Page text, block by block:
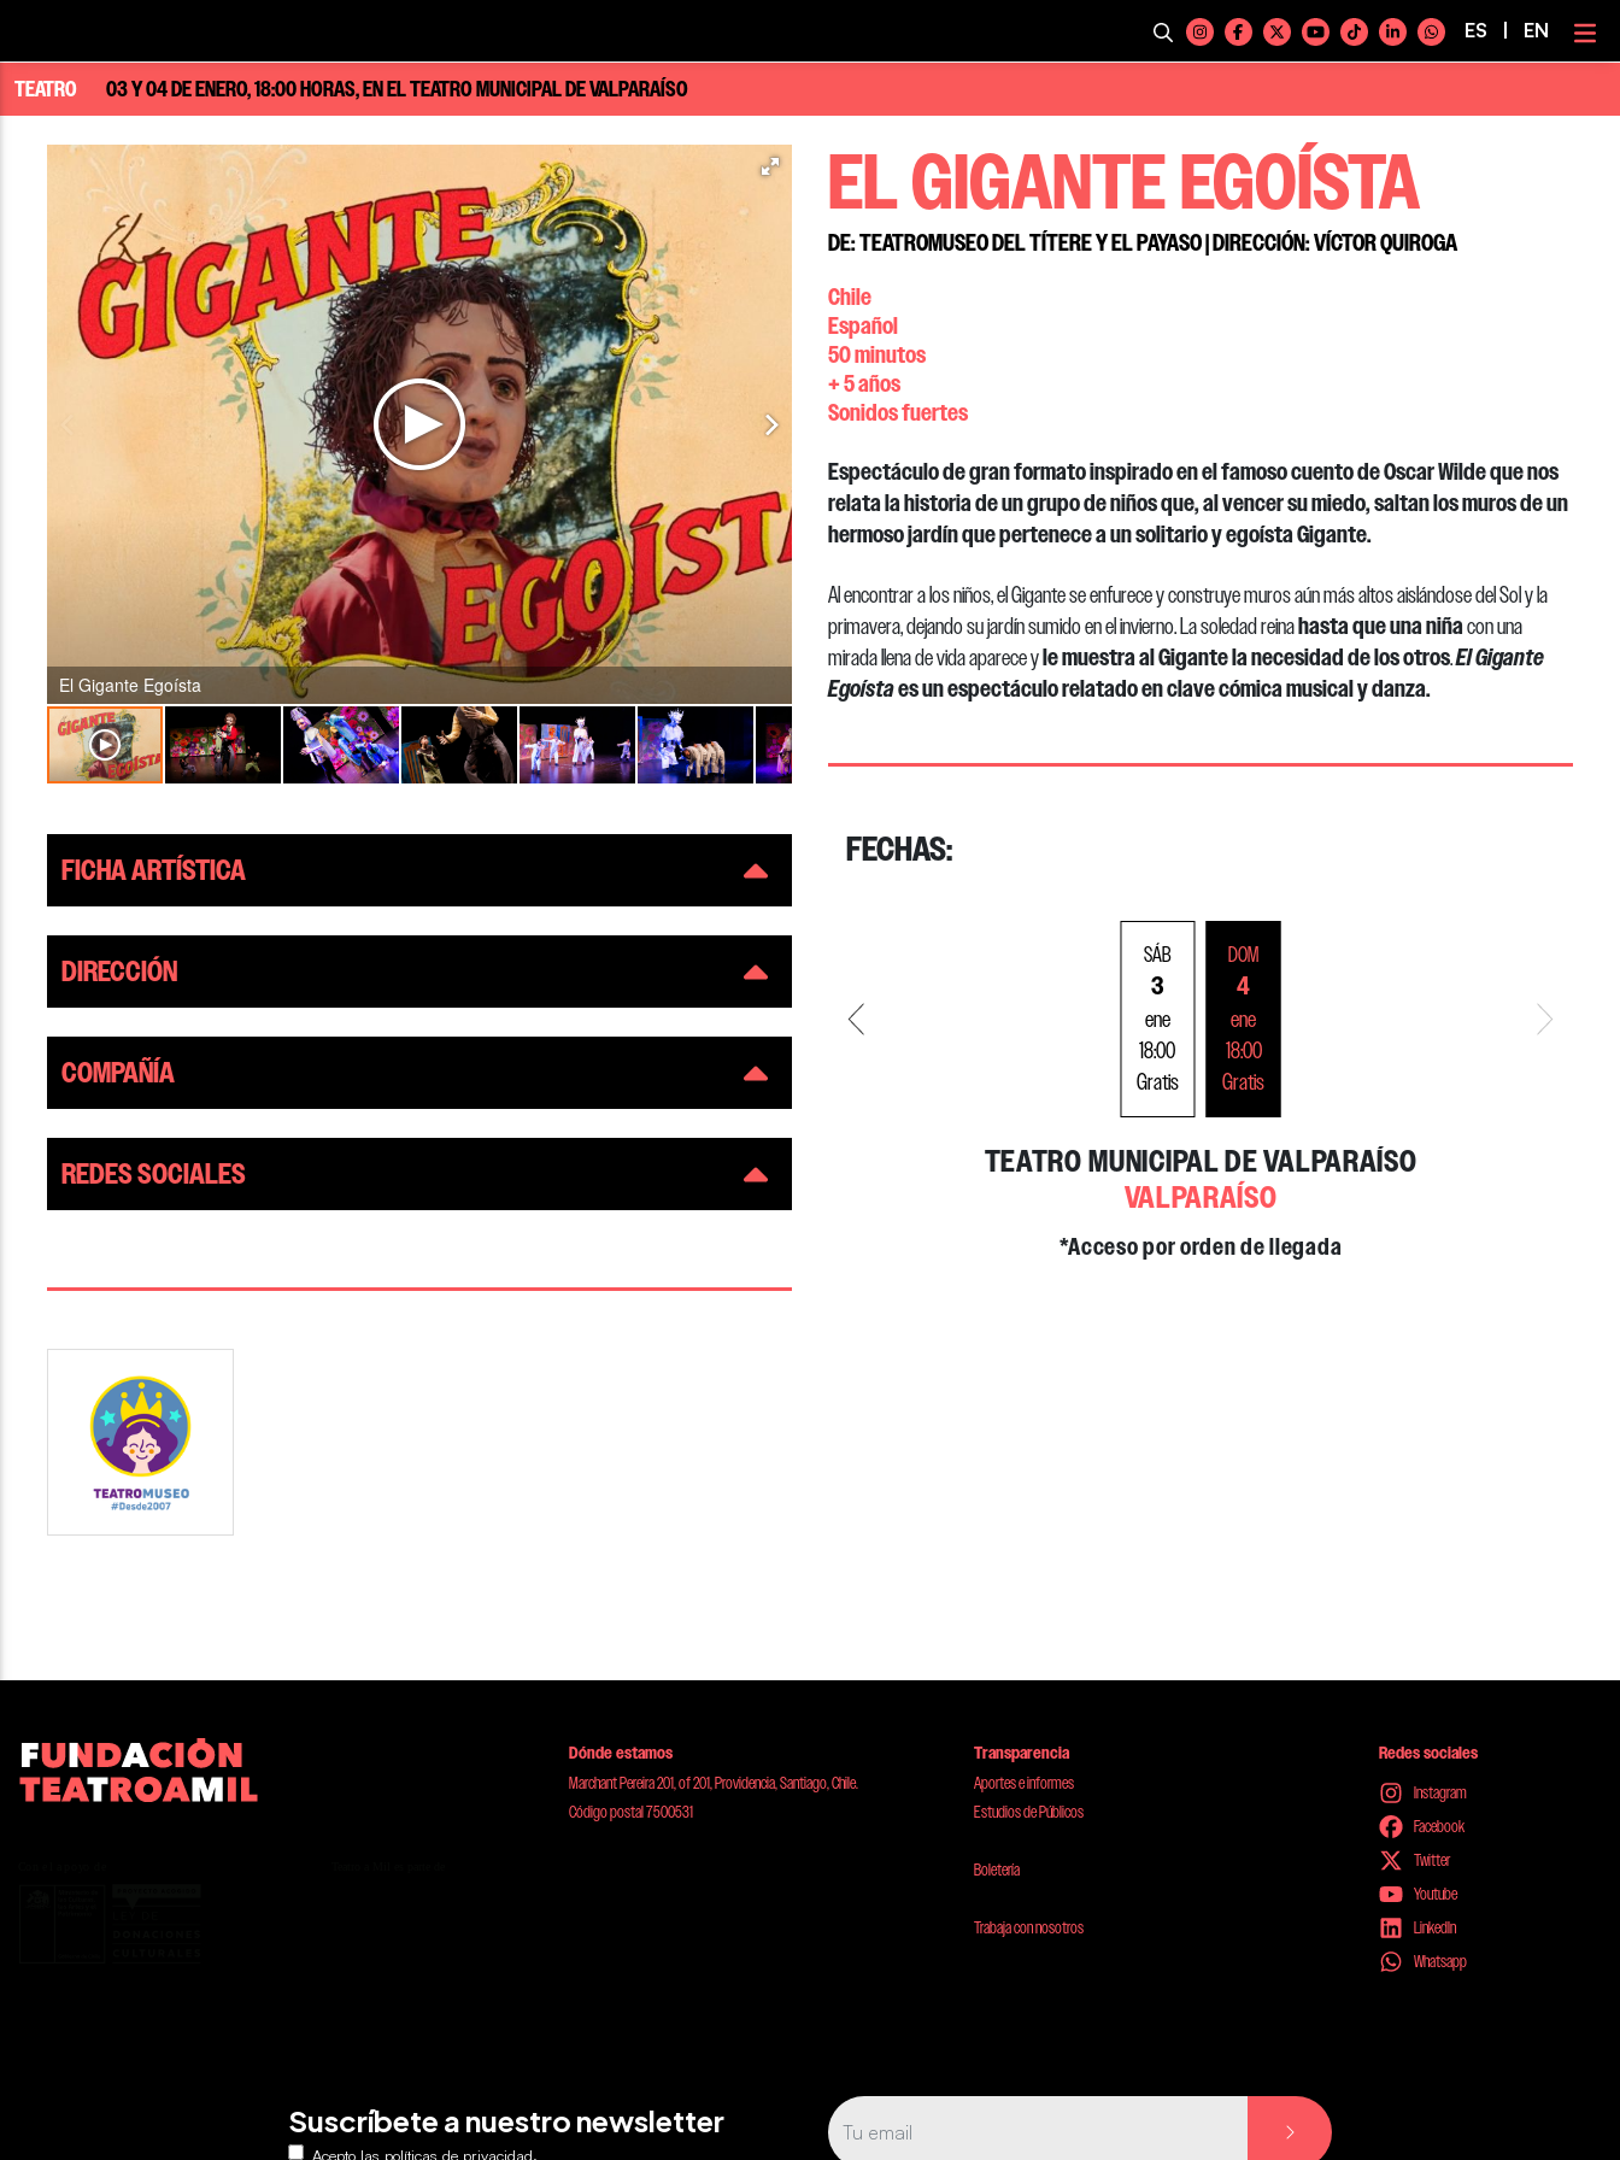
ES EN
TEATRO 03 Y 04 DE ENERO, 18:00 HORAS, EN EL TEATRO MUNICIPAL DE VALPARAÍSO
El Gigante Egoísta Vicente Armijo
FICHA ARTÍSTICA
DIRECCIÓN
COMPAÑÍA
REDES SOCIALES
EL GIGANTE EGOÍSTA
DE: TEATROMUSEO DEL TÍTERE Y EL PAYASO | DIRECCIÓN: VÍCTOR QUIROGA
Chile
Español
50 minutos
+ 5 años
Sonidos fuertes
Espectáculo de gran formato inspirado en el famoso cuento de Oscar Wilde que nos
relata la historia de un grupo de niños que, al vencer su miedo, saltan los muros de un
hermoso jardín que pertenece a un solitario y egoísta Gigante.
Al encontrar a los niños, el Gigante se enfurece y construye muros aún más altos aislándose del Sol y la
primavera, dejando su jardín sumido en el invierno. La soledad reinahasta que una niñacon una
mirada llena de vida aparece yle muestra al Gigante la necesidad de los otros.El Gigante
Egoístaes un espectáculo relatado en clave cómica musical y danza.
FECHAS:
SÁB
3
ene
18:00
Gratis
DOM
4
ene
18:00
Gratis
VALPARAÍSO
*Acceso por orden de llegada
TEATRO MUNICIPAL DE VALPARAÍSO
VALPARAÍSO
*Acceso por orden de llegada
Dónde estamos
Marchant Pereira 201, of 201, Providencia, Santiago, Chile.
Código postal 7500531
Transparencia
Aportes e informes
Estudios de Públicos
Boletería
Trabaja con nosotros
Redes sociales
Instagram
Facebook
Twitter
Youtube
LinkedIn
Whatsapp
Suscríbete a nuestro newsletter
Acepto las políticas de privacidad.